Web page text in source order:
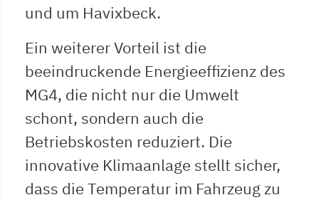
und um Havixbeck.
Ein weiterer Vorteil ist die
beeindruckende Energieeffizienz des
MG4, die nicht nur die Umwelt
schont, sondern auch die
Betriebskosten reduziert. Die
innovative Klimaanlage stellt sicher,
dass die Temperatur im Fahrzeug zu